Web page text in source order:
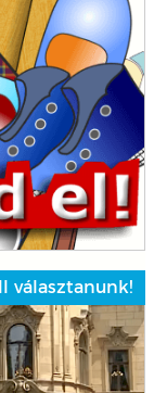
választanunk!